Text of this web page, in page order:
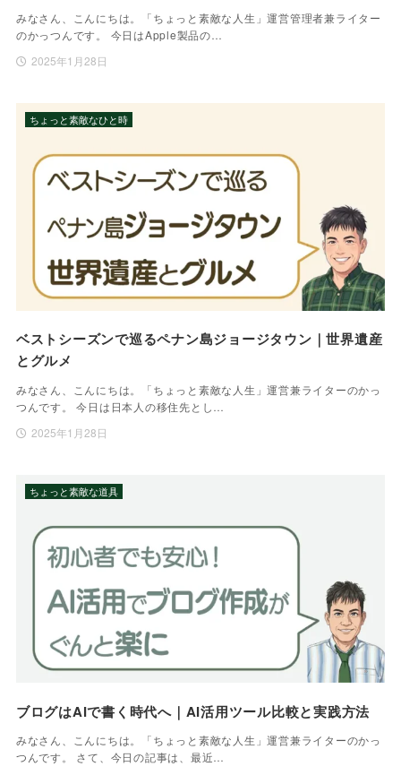
みなさん、こんにちは。「ちょっと素敵な人生」運営管理者兼ライター
のかっつんです。 今日はApple製品の…
2025年1月28日
ベストシーズンで巡るペナン島ジョージタウン｜世界遺産
とグルメ
みなさん、こんにちは。「ちょっと素敵な人生」運営兼ライターのかっ
つんです。 今日は日本人の移住先とし…
2025年1月28日
ちょっと素敵なひと時
ブログはAIで書く時代へ｜AI活用ツール比較と実践方法
みなさん、こんにちは。「ちょっと素敵な人生」運営兼ライターのかっ
つんです。 さて、今日の記事は、最近…
ちょっと素敵な道具